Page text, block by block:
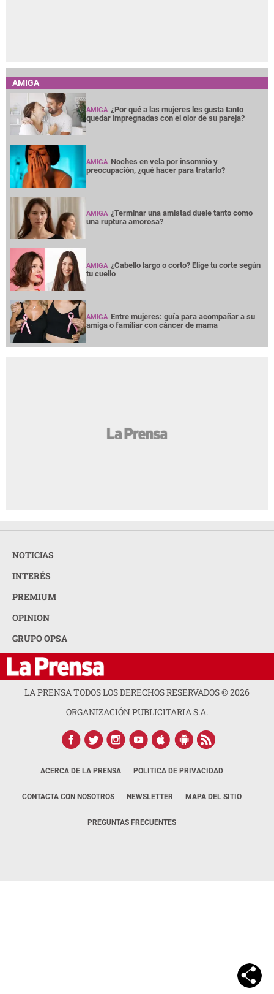
AMIGA
AMIGA ¿Por qué a las mujeres les gusta tanto
quedar impregnadas con el olor de su pareja?
AMIGA Noches en vela por insomnio y
preocupación, ¿qué hacer para tratarlo?
AMIGA ¿Terminar una amistad duele tanto como
una ruptura amorosa?
AMIGA ¿Cabello largo o corto? Elige tu corte según
tu cuello
AMIGA Entre mujeres: guía para acompañar a su
amiga o familiar con cáncer de mama
NOTICIAS
INTERÉS
PREMIUM
OPINION
GRUPO OPSA
LA PRENSA TODOS LOS DERECHOS RESERVADOS ©2026
ORGANIZACIÓN PUBLICITARIA S.A.
ACERCA DE LA PRENSA POLÍTICA DE PRIVACIDAD
CONTACTA CON NOSOTROS NEWSLETTER MAPA DEL SITIO
PREGUNTAS FRECUENTES